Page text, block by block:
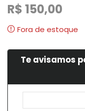
R$ 150,00
Fora de estoque
Te avisamos